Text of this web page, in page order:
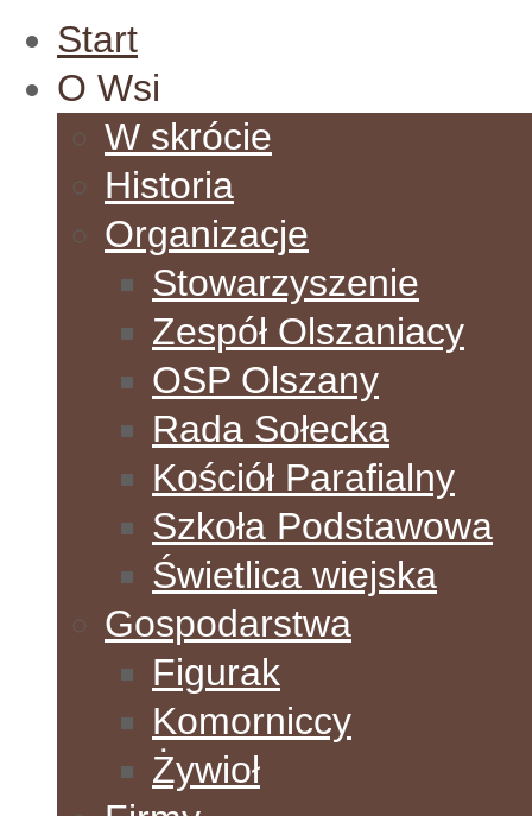
Start
O Wsi
W skrócie
Historia
Organizacje
Stowarzyszenie
Zespół Olszaniacy
OSP Olszany
Rada Sołecka
Kościół Parafialny
Szkoła Podstawowa
Świetlica wiejska
Gospodarstwa
Figurak
Komorniccy
Żywioł